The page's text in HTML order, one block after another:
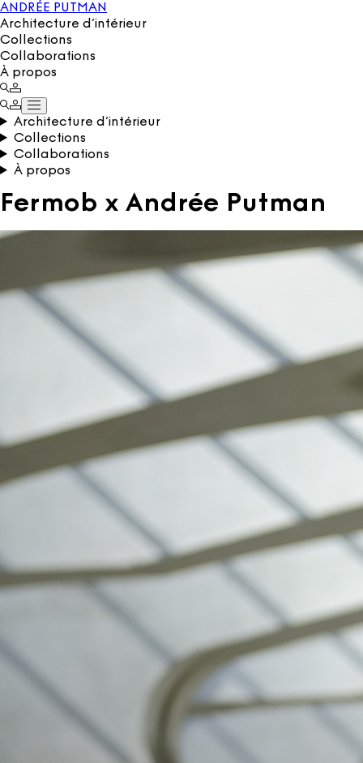
ANDRÉE PUTMAN
Architecture d’intérieur
Collections
Collaborations
À propos
Architecture d’intérieur
Collections
Collaborations
À propos
Fermob x Andrée Putman